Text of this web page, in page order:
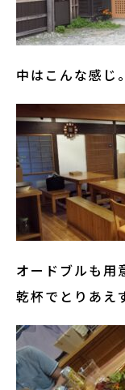
中はこんな感じ
オードブルも用
乾杯でとりあえ